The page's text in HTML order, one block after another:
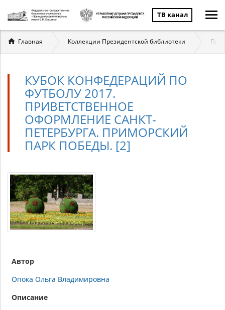
ТВ канал
Вы
здесь
Главная Коллекции Президентской библиотеки
КУБОК КОНФЕДЕРАЦИЙ ПО
ФУТБОЛУ 2017.
ПРИВЕТСТВЕННОЕ
ОФОРМЛЕНИЕ САНКТ-
ПЕТЕРБУРГА. ПРИМОРСКИЙ
ПАРК ПОБЕДЫ. [2]
Автор
Опока Ольга Владимировна
Описание